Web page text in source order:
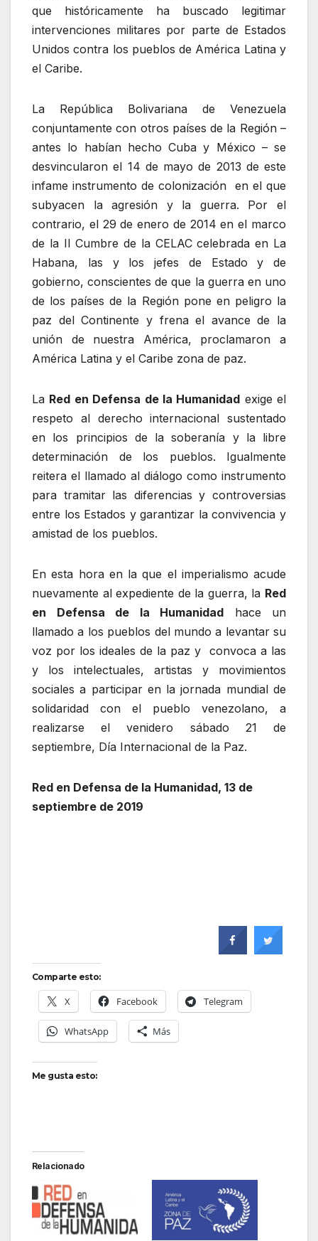
que históricamente ha buscado legitimar
intervenciones militares por parte de Estados
Unidos contra los pueblos de América Latina y
el Caribe.
La República Bolivariana de Venezuela
conjuntamente con otros países de la Región –
antes lo habían hecho Cuba y México – se
desvincularon el 14 de mayo de 2013 de este
infame instrumento de colonización en el que
subyacen la agresión y la guerra. Por el
contrario, el 29 de enero de 2014 en el marco
de la II Cumbre de la CELAC celebrada en La
Habana, las y los jefes de Estado y de
gobierno, conscientes de que la guerra en uno
de los países de la Región pone en peligro la
paz del Continente y frena el avance de la
unión de nuestra América, proclamaron a
América Latina y el Caribe zona de paz.
La Red en Defensa de la Humanidad exige el
respeto al derecho internacional sustentado
en los principios de la soberanía y la libre
determinación de los pueblos. Igualmente
reitera el llamado al diálogo como instrumento
para tramitar las diferencias y controversias
entre los Estados y garantizar la convivencia y
amistad de los pueblos.
En esta hora en la que el imperialismo acude
nuevamente al expediente de la guerra, la Red
en Defensa de la Humanidad hace un
llamado a los pueblos del mundo a levantar su
voz por los ideales de la paz y convoca a las
y los intelectuales, artistas y movimientos
sociales a participar en la jornada mundial de
solidaridad con el pueblo venezolano, a
realizarse el venidero sábado 21 de
septiembre, Día Internacional de la Paz.
Red en Defensa de la Humanidad, 13 de
septiembre de 2019
Comparte esto:
X Facebook Telegram
WhatsApp Más
Me gusta esto:
Relacionado